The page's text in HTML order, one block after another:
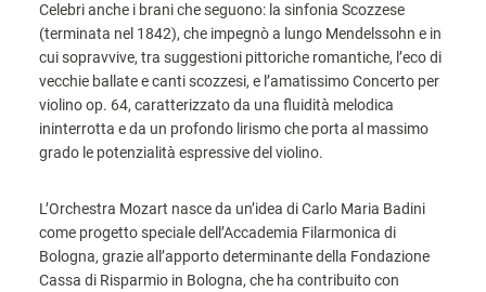
Celebri anche i brani che seguono: la sinfonia Scozzese
(terminata nel 1842), che impegnò a lungo Mendelssohn e in
cui sopravvive, tra suggestioni pittoriche romantiche, l’eco di
vecchie ballate e canti scozzesi, e l’amatissimo Concerto per
violino op. 64, caratterizzato da una fluidità melodica
ininterrotta e da un profondo lirismo che porta al massimo
grado le potenzialità espressive del violino.
L’Orchestra Mozart nasce da un’idea di Carlo Maria Badini
come progetto speciale dell’Accademia Filarmonica di
Bologna, grazie all’apporto determinante della Fondazione
Cassa di Risparmio in Bologna, che ha contribuito con